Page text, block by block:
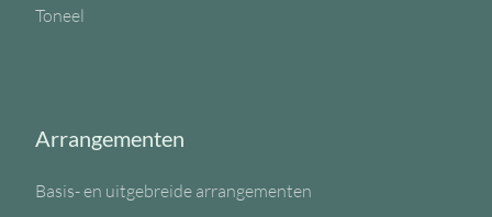
Toneel
Arrangementen
Basis- en uitgebreide arrangementen